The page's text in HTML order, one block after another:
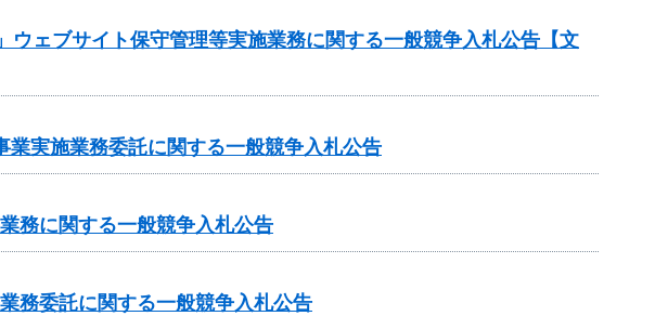
ェブサイト保守管理等実施業務に関する一般競争入札公告【文
実施業務委託に関する一般競争入札公告
務に関する一般競争入札公告
務委託に関する一般競争入札公告